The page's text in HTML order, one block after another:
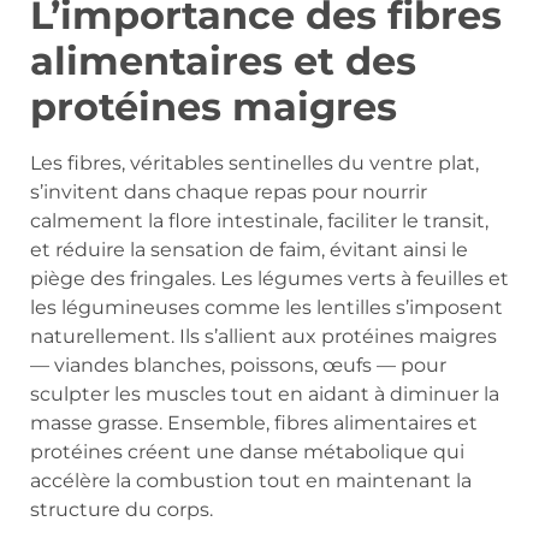
L’importance des fibres
alimentaires et des
protéines maigres
Les fibres, véritables sentinelles du ventre plat,
s’invitent dans chaque repas pour nourrir
calmement la flore intestinale, faciliter le transit,
et réduire la sensation de faim, évitant ainsi le
piège des fringales. Les légumes verts à feuilles et
les légumineuses comme les lentilles s’imposent
naturellement. Ils s’allient aux protéines maigres
— viandes blanches, poissons, œufs — pour
sculpter les muscles tout en aidant à diminuer la
masse grasse. Ensemble, fibres alimentaires et
protéines créent une danse métabolique qui
accélère la combustion tout en maintenant la
structure du corps.